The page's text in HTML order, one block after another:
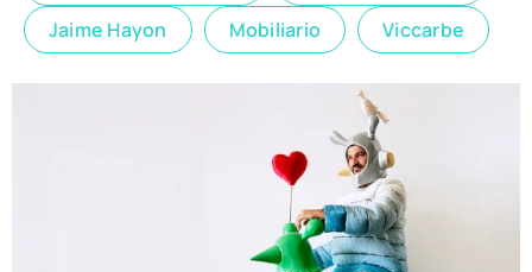
Jaime Hayon
Mobiliario Viccarbe